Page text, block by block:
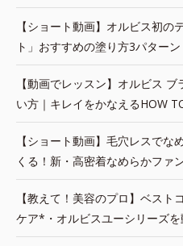
【ショート動画】オルビス初
ト」おすすめの塗り方3パターン
【動画でレッスン】オルビス
い方｜キレイをかなえるHOW
【ショート動画】毛穴レスで
くる！新・高密着なめらかファ
【教えて！美容のプロ】ベス
ケア*・オルビスユーシリーズを